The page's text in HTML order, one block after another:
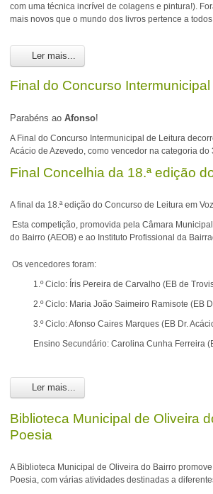
com uma técnica incrível de colagens e pintura!).
mais novos que o mundo dos livros pertence a
Ler mais...
Final do Concurso
Parabéns aoAfonso!
A Final do Concurso Intermunicipal de Leitura
Acácio de Azevedo, como vencedor na categoria do
Final Concelhia da 18.ª edição
A final da 18.ª edição do Concurso de Leitura em
Esta competição, promovida pela Câmara
do Bairro (AEOB) e ao Instituto Profissional da
Os vencedores foram:
1.º Ciclo: Íris Pereira de Carvalho (EB de
2.º Ciclo: Maria João Saimeiro Ramisote (EB
3.º Ciclo: Afonso Caires Marques (EB Dr.
Ensino Secundário: Carolina Cunha Ferreira
Ler mais...
Biblioteca Municipal de Oliveira
Poesia
A Biblioteca Municipal de Oliveira do Bairro
Poesia, com várias atividades destinadas a